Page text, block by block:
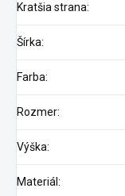
Kratšia strana:
Šírka:
Farba:
Rozmer:
Výška:
Materiál: